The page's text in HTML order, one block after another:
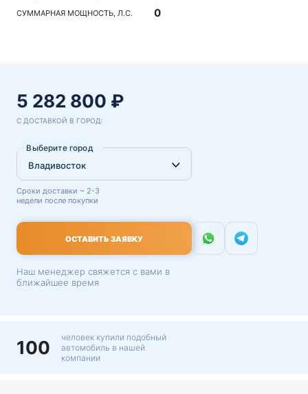
СУММАРНАЯ МОЩНОСТЬ, Л.С. 0
5 282 800 ₽
С ДОСТАВКОЙ В ГОРОД:
Выберите город
Сроки доставки ~ 2-3
недели после покупки
ОСТАВИТЬ ЗАЯВКУ
Наш менеджер свяжется с вами в
ближайшее время
100
человек купили подобный
автомобиль в нашей
компании